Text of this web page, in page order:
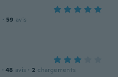
· 59 avis
· 48 avis · 2 chargements